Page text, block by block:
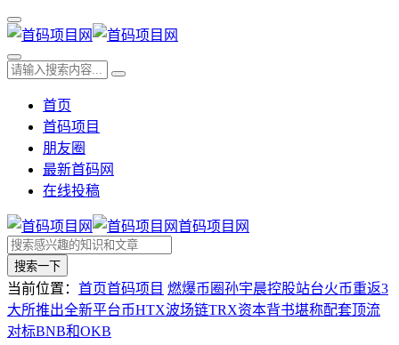
首页
首码项目
朋友圈
最新首码网
在线投稿
首码项目网
搜索一下
当前位置： 首页首码项目 燃爆币圈孙宇晨控股站台火币重返3
大所推出全新平台币HTX波场链TRX资本背书堪称配套顶流
对标BNB和OKB